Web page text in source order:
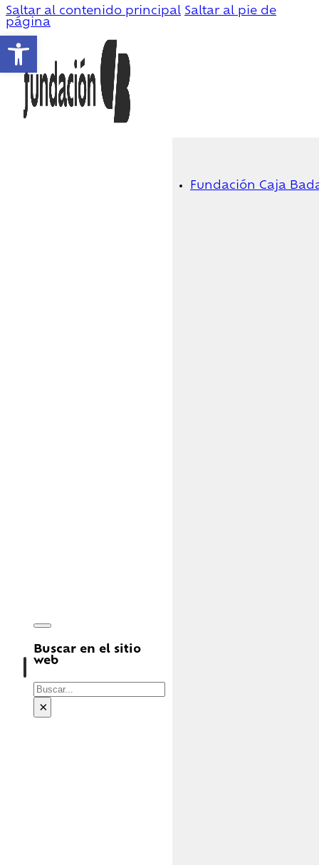
Abrir barra de herramientas
Saltar al contenido principal Saltar al pie de
página
Buscar en el sitio
web
Buscar
×
Fundación Caja